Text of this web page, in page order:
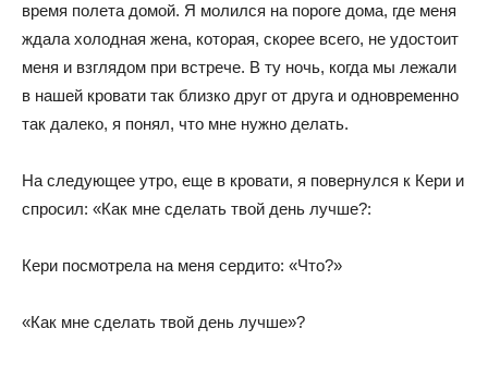
время полета домой. Я молился на пороге дома, где меня
ждала холодная жена, которая, скорее всего, не удостоит
меня и взглядом при встрече. В ту ночь, когда мы лежали
в нашей кровати так близко друг от друга и одновременно
так далеко, я понял, что мне нужно делать.
На следующее утро, еще в кровати, я повернулся к Кери и
спросил: «Как мне сделать твой день лучше?:
Кери посмотрела на меня сердито: «Что?»
«Как мне сделать твой день лучше»?